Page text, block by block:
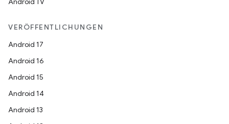
VERÖFFENTLICHUNGEN
Android 17
Android 16
Android 15
Android 14
Android 13